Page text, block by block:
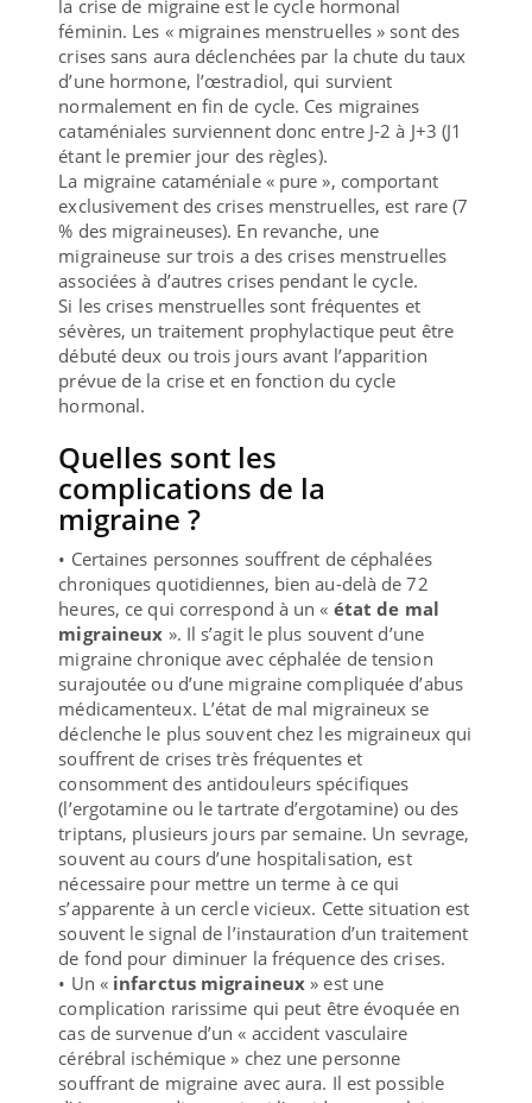
la crise de migraine est le cycle hormonal
féminin. Les « migraines menstruelles » sont des
crises sans aura déclenchées par la chute du taux
d’une hormone, l’œstradiol, qui survient
normalement en fin de cycle. Ces migraines
cataméniales surviennent donc entre J-2 à J+3 (J1
étant le premier jour des règles).
La migraine cataméniale « pure », comportant
exclusivement des crises menstruelles, est rare (7
% des migraineuses). En revanche, une
migraineuse sur trois a des crises menstruelles
associées à d’autres crises pendant le cycle.
Si les crises menstruelles sont fréquentes et
sévères, un traitement prophylactique peut être
débuté deux ou trois jours avant l’apparition
prévue de la crise et en fonction du cycle
hormonal.
Quelles sont les
complications de la
migraine ?
• Certaines personnes souffrent de céphalées
chroniques quotidiennes, bien au-delà de 72
heures, ce qui correspond à un « état de mal
migraineux ». Il s’agit le plus souvent d’une
migraine chronique avec céphalée de tension
surajoutée ou d’une migraine compliquée d’abus
médicamenteux. L’état de mal migraineux se
déclenche le plus souvent chez les migraineux qui
souffrent de crises très fréquentes et
consomment des antidouleurs spécifiques
(l’ergotamine ou le tartrate d’ergotamine) ou des
triptans, plusieurs jours par semaine. Un sevrage,
souvent au cours d’une hospitalisation, est
nécessaire pour mettre un terme à ce qui
s’apparente à un cercle vicieux. Cette situation est
souvent le signal de l’instauration d’un traitement
de fond pour diminuer la fréquence des crises.
• Un « infarctus migraineux» est une
complication rarissime qui peut être évoquée en
cas de survenue d’un « accident vasculaire
cérébral ischémique » chez une personne
souffrant de migraine avec aura. Il est possible